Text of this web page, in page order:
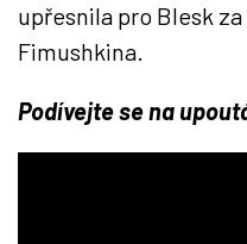
upřesnila pro Blesk
Fimushkina.
Podívejte se na